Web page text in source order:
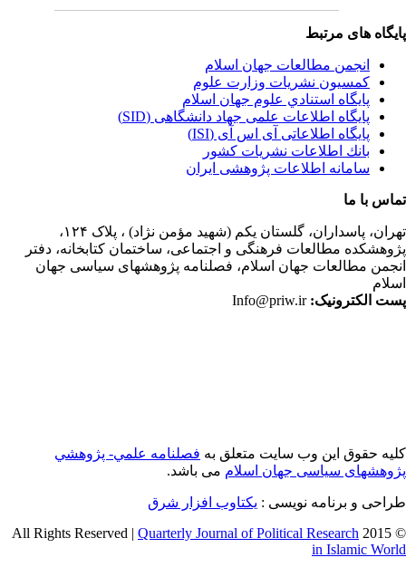
های مرتبط
انجمن مطالعات جهان اسلام
کمسیون نشریات وزارت علوم
پايگاه استنادي علوم جهان اسلام
پایگاه اطلاعات علمی جهاد دانشگاهی (SID)
پایگاه اطلاعاتی آی اس آی (ISI)
بانك اطلاعات نشريات كشور
سامانه اطلاعات پژوهشی ایران
با ما
پاسداران، گلستان یکم (شهید مؤمن نژاد) ، پلاک ۱۲۴،
مطالعات فرهنگی و اجتماعی، ساختمان کتابخانه، دفتر
مطالعات جهان اسلام، فصلنامه پژوهشهای سیاسی جهان
الکترونیک:Info@priw.ir
حقوق این وب سایت متعلق بهفصلنامه علمي- پژوهشي
سیاسی جهان اسلاممی باشد.
و برنامه نویسی : یکتاوب افزار شرق
©
Quarterly Journal of Political Research
in Islamic